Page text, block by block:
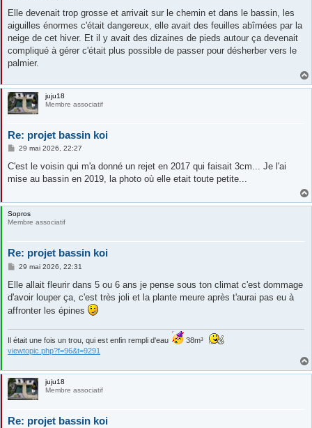
s
a
g
Elle devenait trop grosse et arrivait sur le chemin et dans le bassin, les
aiguilles énormes c'était dangereux, elle avait des feuilles abîmées par la
neige de cet hiver. Et il y avait des dizaines de pieds autour ça devenait
compliqué à gérer c'était plus possible de passer pour désherber vers le
palmier.
juju18
Membre associatif
Re: projet bassin koi
M
s
a
29 mai 2026, 22:27
C'est le voisin qui m'a donné un rejet en 2017 qui faisait 3cm... Je l'ai
mise au bassin en 2019, la photo où elle etait toute petite...
Sopros
Membre associatif
Re: projet bassin koi
M
s
a
g
e
29 mai 2026, 22:31
Elle allait fleurir dans 5 ou 6 ans je pense sous ton climat c'est dommage
d'avoir louper ça, c'est très joli et la plante meure après t'aurai pas eu à
affronter les épines
Il était une fois un trou, qui est enfin rempli d'eau
38m³
viewtopic.php?f=96&t=9291
juju18
Membre associatif
Re: projet bassin koi